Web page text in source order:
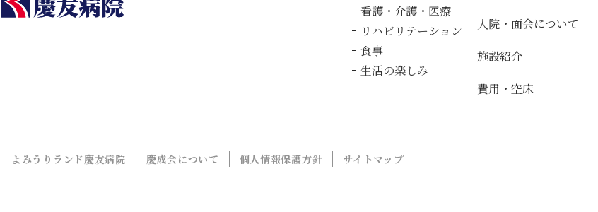
看護・介護・医療
リハビリテーション
食事
生活の楽しみ
入院・面会について
施設紹介
費用・空床
よみうりランド慶友病院 慶成会について 個人情報保護方針 サイトマップ